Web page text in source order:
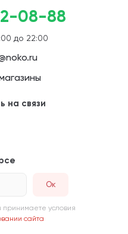
08-88
до 22:00
на связи
принимаете условия
сайта